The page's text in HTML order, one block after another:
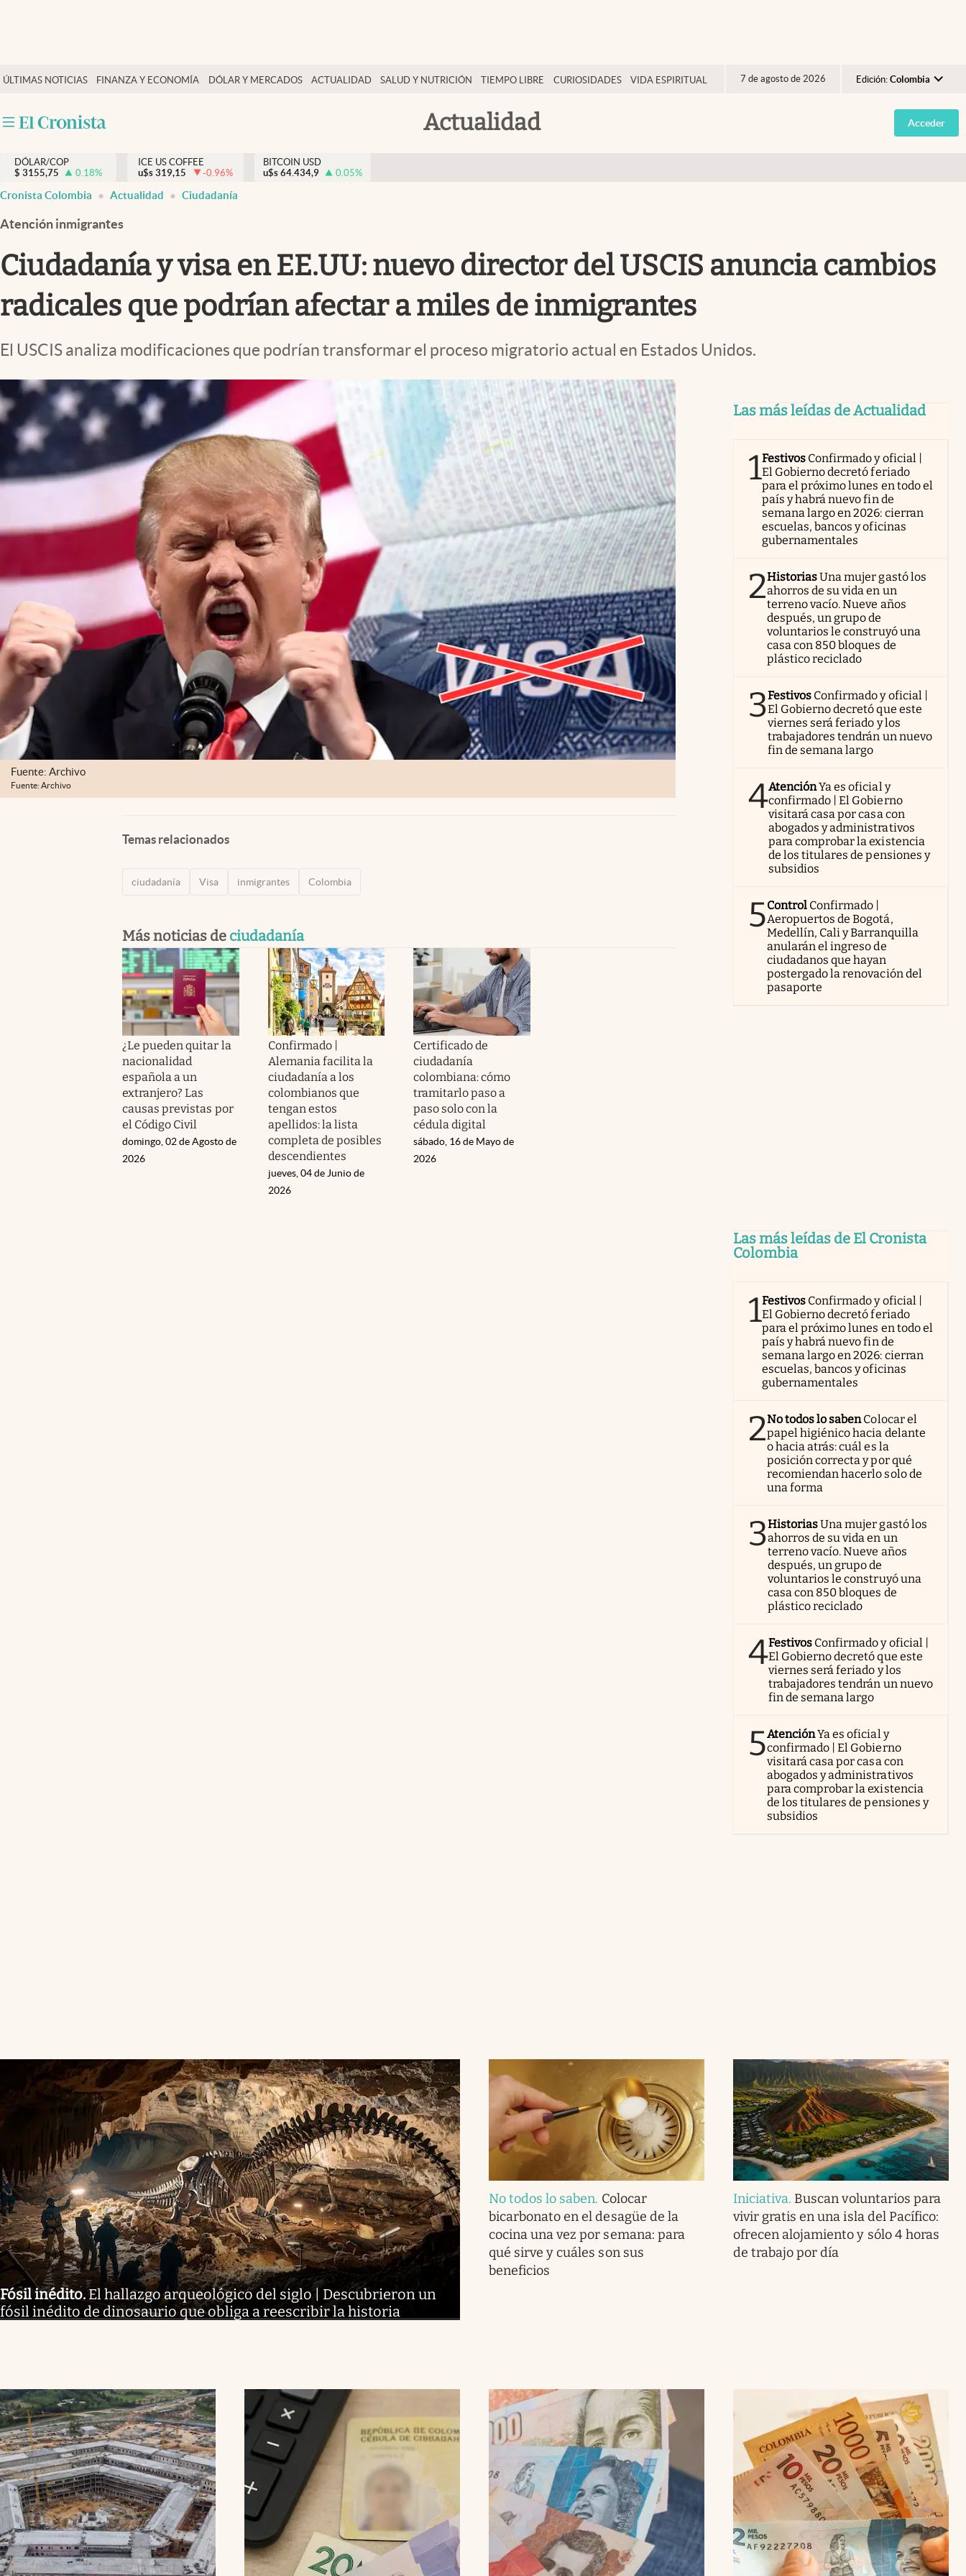
ÚLTIMAS NOTICIAS FINANZA Y ECONOMÍA DÓLAR Y MERCADOS ACTUALIDAD SALUD Y NUTRICIÓN TIEMPO LIBRE CURIOSIDADES VIDA ESPIRITUAL 7 de agosto de 2026 Edición: Colombia
Argentina
España
Actualidad
Salud y nutrición
Tiempo libre
Dólar y mercados
Curiosidades
Acceder
DÓLAR/COP
$ 3155,75 0.18%
ICE US COFFEE
u$s 319,15 -0.96%
BITCOIN USD
u$s 64.434,9 0.05%
Cronista Colombia Actualidad Ciudadanía
Atención inmigrantes
Ciudadanía y visa en EE.UU: nuevo director del USCIS anuncia cambios
radicales que podrían afectar a miles de inmigrantes
El USCIS analiza modificaciones que podrían transformar el proceso migratorio actual en Estados Unidos.
Fuente: Archivo
Fuente: Archivo
Temas relacionados
ciudadanía Visa inmigrantes Colombia
Más noticias de ciudadanía
¿Le pueden quitar la
nacionalidad
española a un
extranjero? Las
causas previstas por
el Código Civil
domingo, 02 de Agosto de
2026
Confirmado |
Alemania facilita la
ciudadanía a los
colombianos que
tengan estos
apellidos: la lista
completa de posibles
descendientes
jueves, 04 de Junio de
2026
Certificado de
ciudadanía
colombiana: cómo
tramitarlo paso a
paso solo con la
cédula digital
sábado, 16 de Mayo de
2026
Las más leídas de Actualidad
1Festivos Confirmado y oficial |
El Gobierno decretó feriado
para el próximo lunes en todo el
país y habrá nuevo fin de
semana largo en 2026: cierran
escuelas, bancos y oficinas
gubernamentales
2HistoriasUna mujer gastó los
ahorros de su vida en un
terreno vacío. Nueve años
después, un grupo de
voluntarios le construyó una
casa con 850 bloques de
plástico reciclado
3Festivos Confirmado y oficial |
El Gobierno decretó que este
viernes será feriado y los
trabajadores tendrán un nuevo
fin de semana largo
4AtenciónYa es oficial y
confirmado | El Gobierno
visitará casa por casa con
abogados y administrativos
para comprobar la existencia
de los titulares de pensiones y
subsidios
5Control Confirmado |
Aeropuertos de Bogotá,
Medellín, Cali y Barranquilla
anularán el ingreso de
ciudadanos que hayan
postergado la renovación del
pasaporte
Las más leídas de El Cronista
Colombia
1Festivos Confirmado y oficial |
El Gobierno decretó feriado
para el próximo lunes en todo el
país y habrá nuevo fin de
semana largo en 2026: cierran
escuelas, bancos y oficinas
gubernamentales
2No todos lo sabenColocar el
papel higiénico hacia delante
o hacia atrás: cuál es la
posición correcta y por qué
recomiendan hacerlo solo de
una forma
3HistoriasUna mujer gastó los
ahorros de su vida en un
terreno vacío. Nueve años
después, un grupo de
voluntarios le construyó una
casa con 850 bloques de
plástico reciclado
4Festivos Confirmado y oficial |
El Gobierno decretó que este
viernes será feriado y los
trabajadores tendrán un nuevo
fin de semana largo
5AtenciónYa es oficial y
confirmado | El Gobierno
visitará casa por casa con
abogados y administrativos
para comprobar la existencia
de los titulares de pensiones y
subsidios
Fósil inédito.El hallazgo arqueológico del siglo | Descubrieron un
fósil inédito de dinosaurio que obliga a reescribir la historia
No todos lo saben. Colocar
bicarbonato en el desagüe de la
cocina una vez por semana: para
qué sirve y cuáles son sus
beneficios
Iniciativa. Buscan voluntarios para
vivir gratis en una isla del Pacífico:
ofrecen alojamiento y sólo 4 horas
de trabajo por día